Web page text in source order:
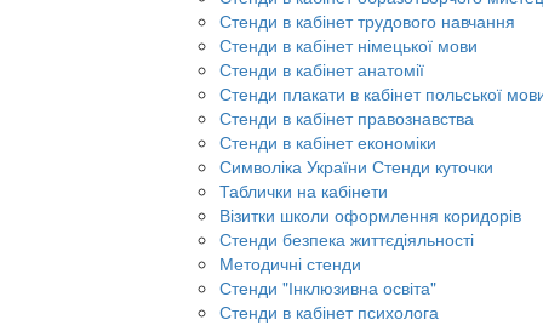
Стенди в кабінет трудового навчання
Стенди в кабінет німецької мови
Стенди в кабінет анатомії
Стенди плакати в кабінет польської
Стенди в кабінет правознавства
Стенди в кабінет економіки
Символіка України Стенди куточки
Таблички на кабінети
Візитки школи оформлення коридорів
Стенди безпека життєдіяльності
Методичні стенди
Стенди "Інклюзивна освіта"
Стенди в кабінет психолога